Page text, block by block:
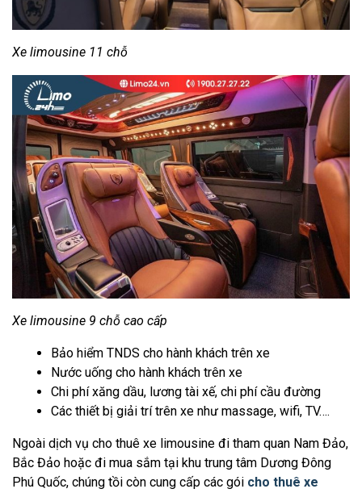
Xe limousine 11 chỗ
Xe limousine 9 chỗ cao cấp
Bảo hiểm TNDS cho hành khách trên xe
Nước uống cho hành khách trên xe
Chi phí xăng dầu, lương tài xế, chi phí cầu đường
Các thiết bị giải trí trên xe như massage, wifi, TV….
Ngoài dịch vụ cho thuê xe limousine đi tham quan Nam Đảo,
Bắc Đảo hoặc đi mua sắm tại khu trung tâm Dương Đông
Phú Quốc, chúng tồi còn cung cấp các gói cho thuê xe